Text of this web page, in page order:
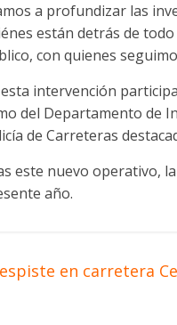
a profundizar las
están detrás de
con quienes
esta intervención
del Departamento de
de Carreteras
este nuevo operativo,
año.
en carretera